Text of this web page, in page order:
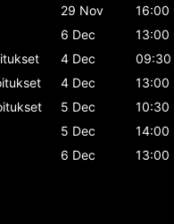
29 Nov
16:00
6 Dec
13:00
4 Dec
09:30
4 Dec
13:00
5 Dec
10:30
5 Dec
14:00
6 Dec
13:00